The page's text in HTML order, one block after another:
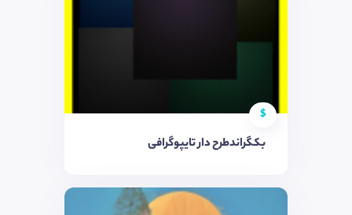
$
بکگراندطرح دار تایپوگرافی